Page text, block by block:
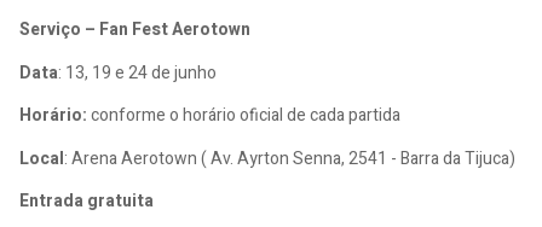
Serviço – Fan Fest Aerotown
Data: 13, 19 e 24 de junho
Horário:conforme o horário oficial de cada partida
Local: Arena Aerotown ( Av. Ayrton Senna, 2541 - Barra da Tijuca)
Entrada gratuita